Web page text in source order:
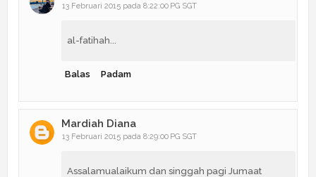
13 Februari 2015 pada 8:22:00 PG SGT
al-fatihah...
Balas Padam
Mardiah Diana
13 Februari 2015 pada 8:29:00 PG SGT
Assalamualaikum dan singgah pagi Jumaat